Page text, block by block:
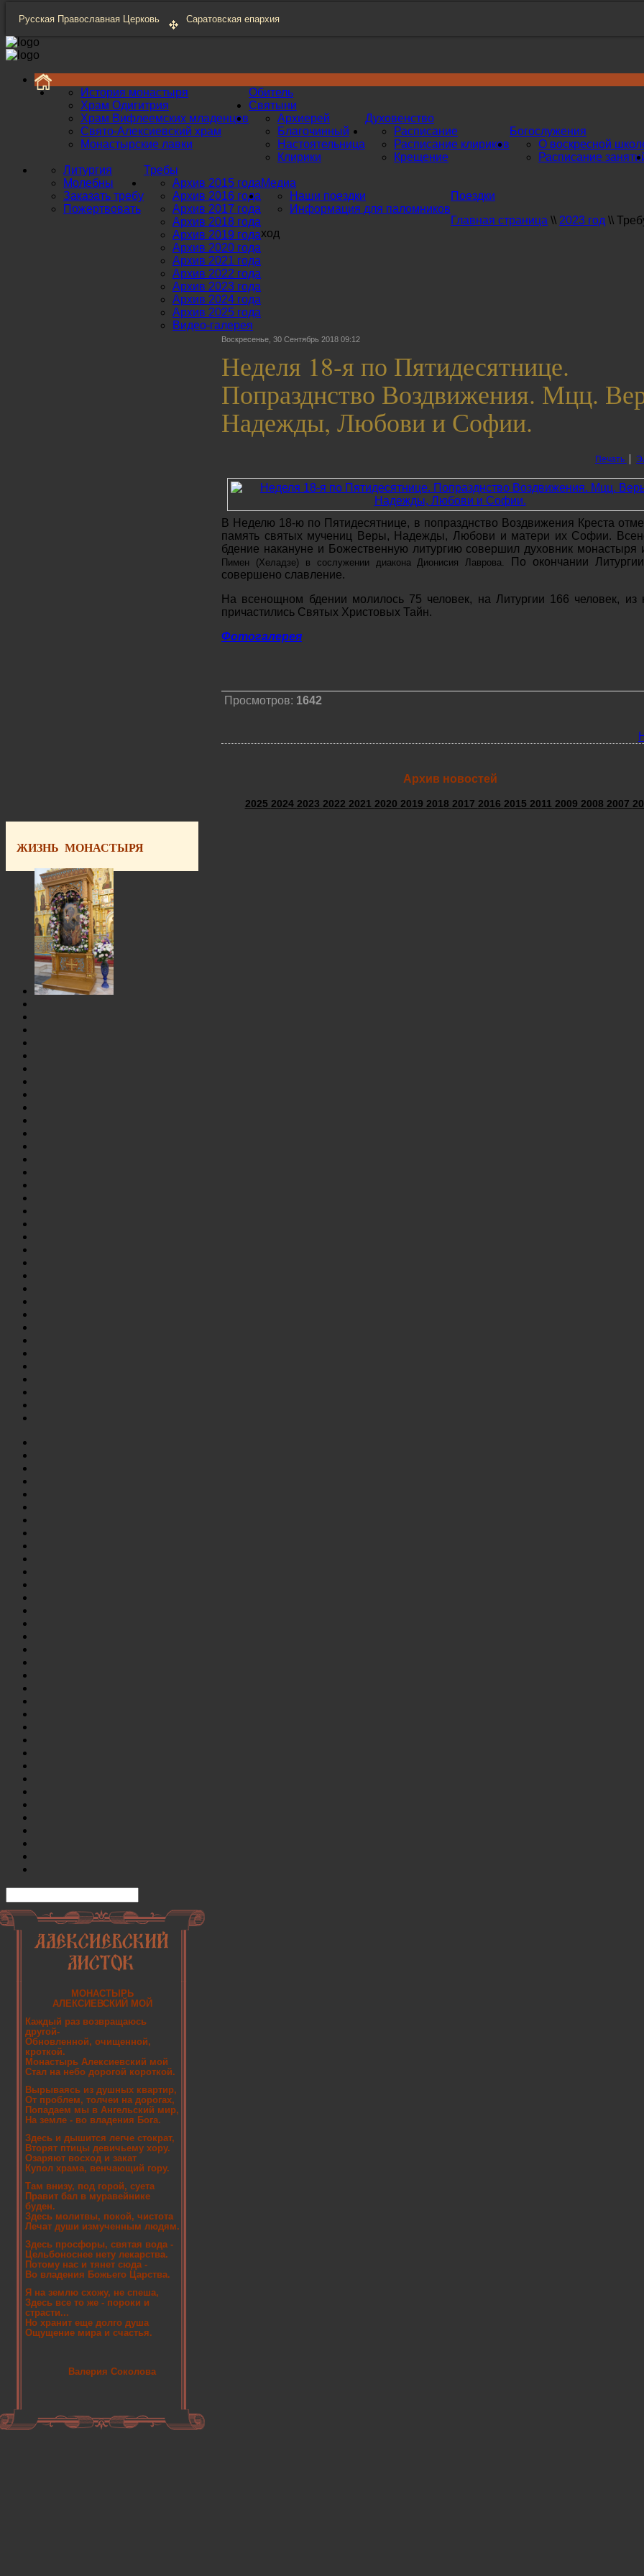
Русская Православная Церковь Саратовская епархия
Обитель
История монастыря
Храм Одигитрия
Храм Вифлеемских младенцев
Свято-Алексиевский храм
Монастырские лавки
Святыни
Духовенство
Архиерей
Благочинный
Настоятельница
Клирики
Богослужения
Расписание
Расписание клириков
Крещение
О воскресной
Расписание
Требы
Литургия
Молебны
Заказать требу
Пожертвовать
Медиа
Архив 2015 года
Архив 2016 года
Архив 2017 года
Архив 2018 года
Архив 2019 года
Архив 2020 года
Архив 2021 года
Архив 2022 года
Архив 2023 года
Архив 2024 года
Архив 2025 года
Видео-галерея
Поездки
Наши поездки
Информация для паломников
Главная страница \\ 2023 год \\
ход
Воскресенье, 30 Сентябрь 2018 09:12
Неделя 18-я по Пятидесятнице.
Попразднство Воздвижения. Мцц.
Надежды, Любови и Софии.
Печать
В Неделю 18-ю по Пятидесятнице, в попразднство Воздвижения Креста
память святых мучениц Веры, Надежды, Любови и матери их Софии.
бдение накануне и Божественную литургию совершил духовник монастыря
Пимен (Хеладзе) в сослужении диакона Дионисия Лаврова.
По окончании
совершено славление.
На всенощном бдении молилось 75 человек, на Литургии 166 человек, из
причастились Святых Христовых Тайн.
Фотогалерея
Просмотров: 1642
Архив новостей
2025 2024 2023 2022 2021 2020 2019 2018 2017 2016 2015 2011 2009 2008 2007
ЖИЗНЬ МОНАСТЫРЯ
МОНАСТЫРЬ
АЛЕКСИЕВСКИЙ МОЙ
Каждый раз возвращаюсь
другой-
Обновленной, очищенной,
кроткой.
Монастырь Алексиевский мой
Стал на небо дорогой короткой.
Вырываясь из душных квартир,
От проблем, толчеи на дорогах,
Попадаем мы в Ангельский мир,
На земле - во владения Бога.
Здесь и дышится легче стократ,
Вторят птицы девичьему хору.
Озаряют восход и закат
Купол храма, венчающий гору.
Там внизу, под горой, суета
Правит бал в муравейнике
буден.
Здесь молитвы, покой, чистота
Лечат души измученным людям.
Здесь просфоры, святая вода -
Цельбоноснее нету лекарства.
Потому нас и тянет сюда -
Во владения Божьего Царства.
Я на землю схожу, не спеша,
Здесь все то же - пороки и
страсти...
Но хранит еще долго душа
Ощущение мира и счастья.
Валерия Соколова